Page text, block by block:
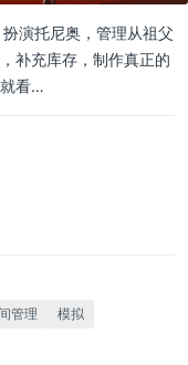
演托尼奥，管理从祖父
补充库存，制作真正的
看…
管理 模拟